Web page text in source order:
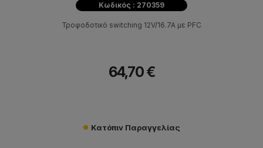
Κωδικός : 270359
Τροφοδοτικό switching 12V/16.7A με PFC
64,70 €
Κατόπιν Παραγγελίας